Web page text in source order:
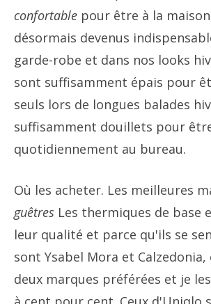
confortable pour être à la
désormais devenus
garde-robe et dans nos looks
sont suffisamment épais pour
seuls lors de longues balades
suffisamment douillets pour
quotidiennement au bureau.
Où les acheter. Les meilleures
guêtres Les thermiques de base
leur qualité et parce qu'ils se
sont Ysabel Mora et Calzedonia,
deux marques préférées et je